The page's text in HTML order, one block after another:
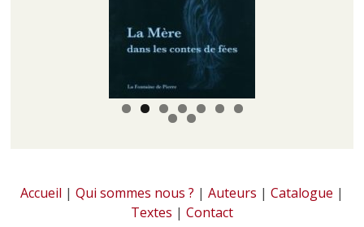
Accueil | Qui sommes nous ? | Auteurs | Catalogue |
Textes | Contact